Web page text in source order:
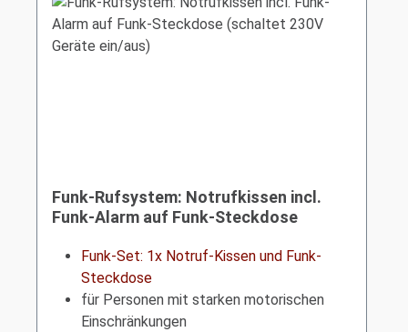
Funk-Rufsystem: Notrufkissen incl.
Funk-Alarm auf Funk-Steckdose
Funk-Set: 1x Notruf-Kissen und Funk-
Steckdose
für Personen mit starken motorischen
Einschränkungen